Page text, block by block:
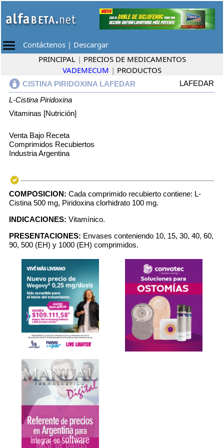
Contáctenos | Descargar
PRINCIPAL | PRECIOS DE MEDICAMENTOS
VADEMECUM | PRODUCTOS
CISTINA PIRIDOXINA LAFEDAR
LAFEDAR
L-Cistina Piridoxina
Vitaminas [Nutrición]
Venta Bajo Receta
Comprimidos Recubiertos
Industria Argentina
COMPOSICION: Cada comprimido recubierto contiene: L-
Cistina 500 mg, Piridoxina clorhidrato 100 mg.
INDICACIONES: Vitamínico.
PRESENTACIONES: Envases conteniendo 10, 15, 30, 40, 60,
90, 500 (EH) y 1000 (EH) comprimidos.